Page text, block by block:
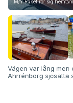
M/Y Raket rör sig
Vägen var lång
Ahrrénborg sjösätta